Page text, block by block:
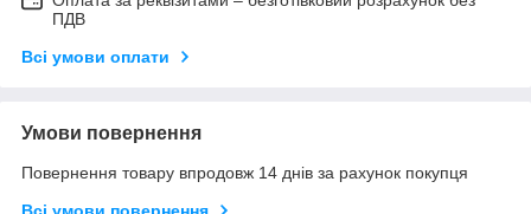
ПДВ
Всі умови оплати
Умови повернення
Повернення товару впродовж 14 днів за рахунок покупця
Всі умови повернення